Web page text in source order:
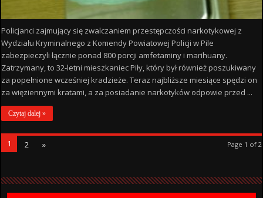
Policjanci zajmujący się zwalczaniem przestępczości narkotykowej z
Wydziału Kryminalnego z Komendy Powiatowej Policji w Pile
zabezpieczyli łącznie ponad 800 porcji amfetaminy i marihuany.
Zatrzymany, to 32-letni mieszkaniec Piły, który był również poszukiwany
za popełnione wcześniej kradzieże. Teraz najbliższe miesiące spędzi on
za więziennymi kratami, a za posiadanie narkotyków odpowie przed ...
Czytaj dalej »
Page 1 of 2
1 2 »